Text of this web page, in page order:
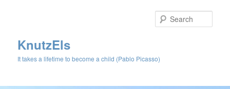
KnutzEls
It takes a lifetime to become a child (Pablo Picasso)